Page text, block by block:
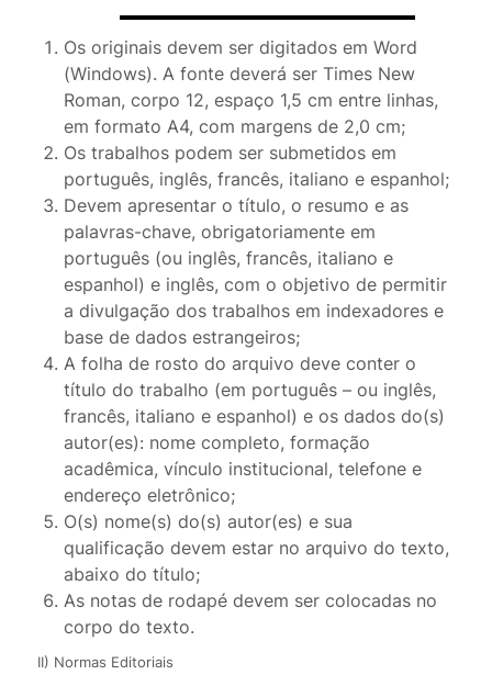
Os originais devem ser digitados em Word
(Windows). A fonte deverá ser Times New
Roman, corpo 12, espaço 1,5 cm entre linhas,
em formato A4, com margens de 2,0 cm;
Os trabalhos podem ser submetidos em
português, inglês, francês, italiano e espanhol;
Devem apresentar o título, o resumo e as
palavras-chave, obrigatoriamente em
português (ou inglês, francês, italiano e
espanhol) e inglês, com o objetivo de permitir
a divulgação dos trabalhos em indexadores e
base de dados estrangeiros;
A folha de rosto do arquivo deve conter o
título do trabalho (em português – ou inglês,
francês, italiano e espanhol) e os dados do(s)
autor(es): nome completo, formação
acadêmica, vínculo institucional, telefone e
endereço eletrônico;
O(s) nome(s) do(s) autor(es) e sua
qualificação devem estar no arquivo do texto,
abaixo do título;
As notas de rodapé devem ser colocadas no
corpo do texto.
II) Normas Editoriais